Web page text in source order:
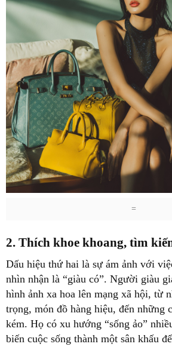
=
2. Thích khoe khoang, tìm
Dấu hiệu thứ hai là sự ám ảnh với
nhìn nhận là “giàu có”. Người giàu
hình ảnh xa hoa lên mạng xã hội, từ
trọng, món đồ hàng hiệu, đến những
kém. Họ có xu hướng “sống ảo”
biến cuộc sống thành một sân khấu